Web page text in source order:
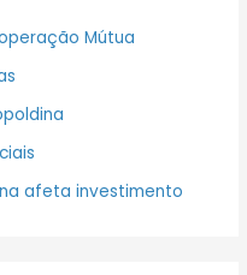
Mútua
afeta investimento